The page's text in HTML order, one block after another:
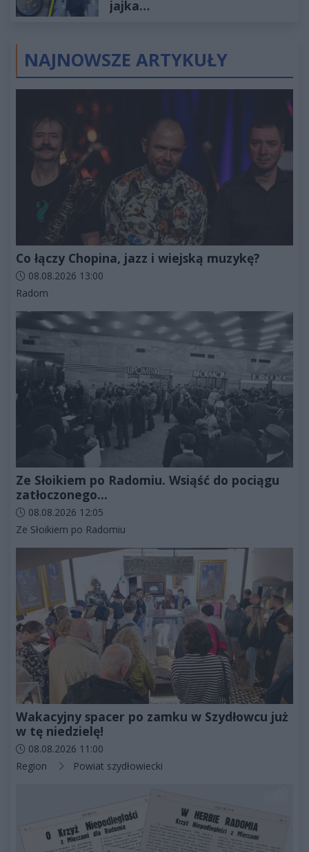
jajka…
NAJNOWSZE ARTYKUŁY
Co łączy Chopina, jazz i wiejską muzykę?
Data dodania artykułu:
08.08.2026 13:00
Kategorie artykułu:
Radom
Ze Słoikiem po Radomiu. Wsiąść do pociągu
zatłoczonego...
Data dodania artykułu:
08.08.2026 12:05
Kategorie artykułu:
Ze Słoikiem po Radomiu
Wakacyjny spacer po zamku w Szydłowcu już
w tę niedzielę!
Data dodania artykułu:
08.08.2026 11:00
Kategorie artykułu:
Region Powiat szydłowiecki